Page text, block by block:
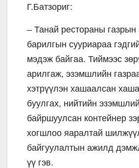
Г.Батзориг:
– Танай рестораны
барилгын сууриараа
мэдэж байгаа. Тиймээс
арилгаж, эзэмшлийн
хэтрүүлэн хашаалсан
буулгах, нийтийн
байршуулсан контейнер
хогшлоо яаралтай
байгуулалтын ажилд
үү гэв.